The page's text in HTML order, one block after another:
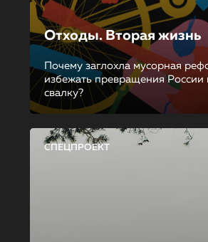
Отходы. Вторая жизнь
Почему заглохла мусорная
избежать превращения России
свалку?
СПЕЦПРОЕКТ